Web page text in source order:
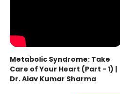
Metabolic Syndrome: Take
Care of Your Heart (Part - 1) |
Dr. Ajay Kumar Sharma